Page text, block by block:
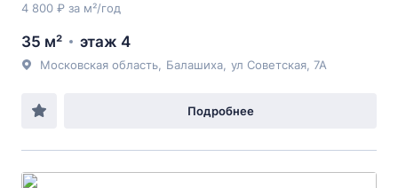
4 800 ₽ за м²/год
35 м² этаж 4
Московская область Балашиха ул Советская , 7А
Подробнее